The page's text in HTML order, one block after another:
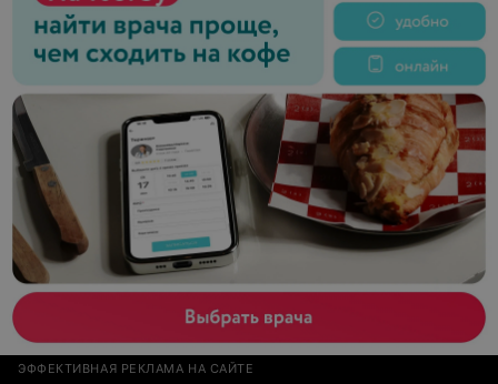
ЭФФЕКТИВНАЯ РЕКЛАМА НА САЙТЕ